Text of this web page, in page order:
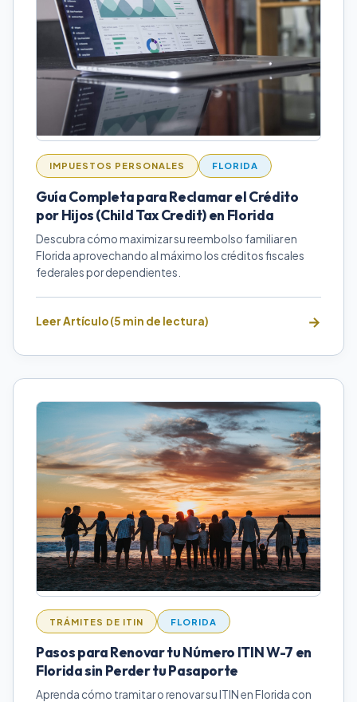
IMPUESTOS PERSONALES FLORIDA
Guía Completa para Reclamar el Crédito
por Hijos (Child Tax Credit) en Florida
Descubra cómo maximizar su reembolso familiar en
Florida aprovechando al máximo los créditos fiscales
federales por dependientes.
Leer Artículo (5 min de lectura)
TRÁMITES DE ITIN FLORIDA
Pasos para Renovar tu Número ITIN W-7 en
Florida sin Perder tu Pasaporte
Aprenda cómo tramitar o renovar su ITIN en Florida con